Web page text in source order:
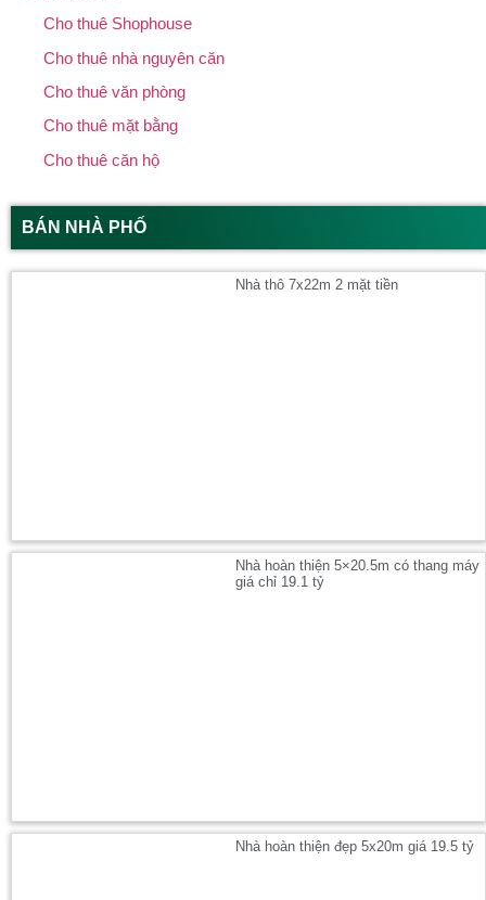
Cho thuê Shophouse
Cho thuê nhà nguyên căn
Cho thuê văn phòng
Cho thuê mặt bằng
Cho thuê căn hộ
BÁN NHÀ PHỐ
Nhà thô 7x22m 2 mặt tiền
Nhà hoàn thiện 5×20.5m có thang máy
giá chỉ 19.1 tỷ
Nhà hoàn thiện đẹp 5x20m giá 19.5 tỷ